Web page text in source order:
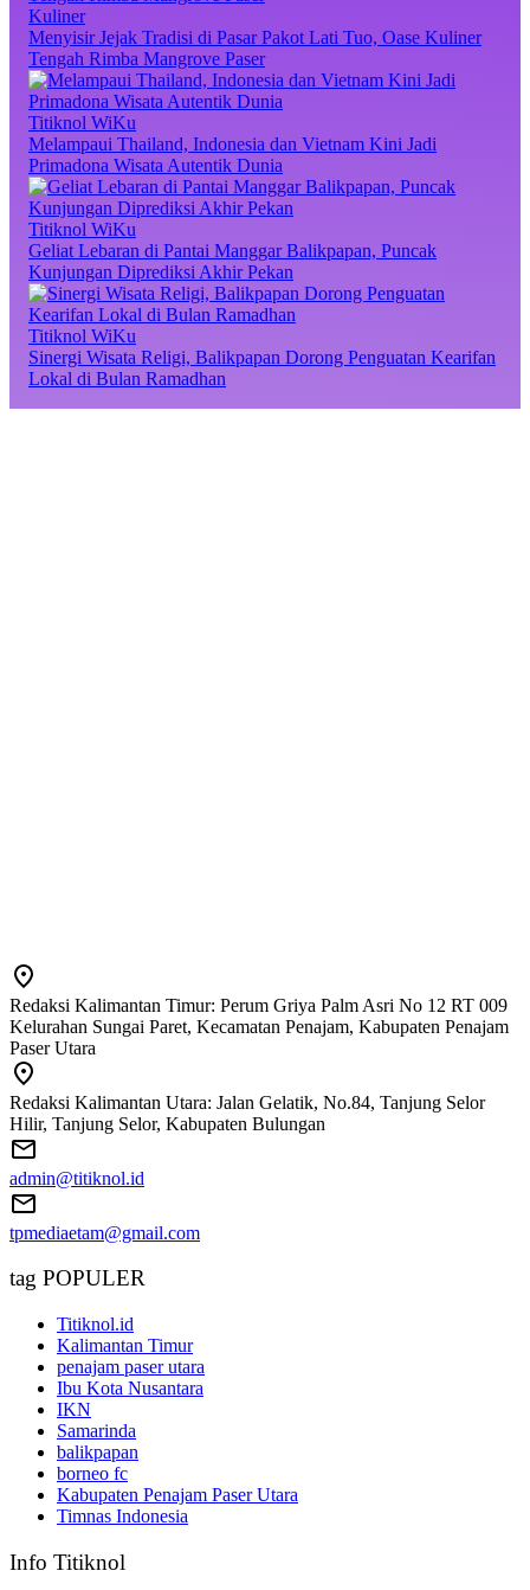
Kuliner
Menyisir Jejak Tradisi di Pasar Pakot Lati Tuo, Oase Kuliner
Tengah Rimba Mangrove Paser
Titiknol WiKu
Melampaui Thailand, Indonesia dan Vietnam Kini Jadi
Primadona Wisata Autentik Dunia
Titiknol WiKu
Geliat Lebaran di Pantai Manggar Balikpapan, Puncak
Kunjungan Diprediksi Akhir Pekan
Titiknol WiKu
Sinergi Wisata Religi, Balikpapan Dorong Penguatan Kearifan
Lokal di Bulan Ramadhan
Redaksi Kalimantan Timur: Perum Griya Palm Asri No 12 RT 009
Kelurahan Sungai Paret, Kecamatan Penajam, Kabupaten Penajam
Paser Utara
Redaksi Kalimantan Utara: Jalan Gelatik, No.84, Tanjung Selor
Hilir, Tanjung Selor, Kabupaten Bulungan
admin@titiknol.id
tpmediaetam@gmail.com
tag POPULER
Titiknol.id
Kalimantan Timur
penajam paser utara
Ibu Kota Nusantara
IKN
Samarinda
balikpapan
borneo fc
Kabupaten Penajam Paser Utara
Timnas Indonesia
Info Titiknol